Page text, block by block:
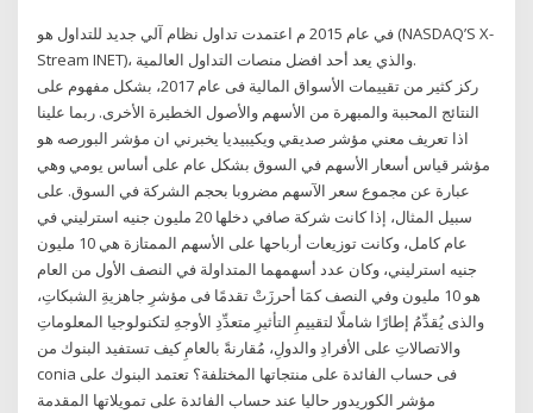
في عام 2015 م اعتمدت تداول نظام آلي جديد للتداول هو (NASDAQ’S X-
Stream INET)، والذي يعد أحد افضل منصات التداول العالمية.
ركز كثير من تقييمات الأسواق المالية فى عام 2017، بشكل مفهوم على
النتائج المحببة والمبهرة من الأسهم والأصول الخطيرة الأخرى. ربما علينا
اذا تعريف معني مؤشر صديقي ويكيبيديا يخبرني ان مؤشر البورصه هو
مؤشر قياس أسعار الأسهم في السوق بشكل عام على أساس يومي وهي
عبارة عن مجموع سعر الآسهم مضروبا بحجم الشركة في السوق. على
سبيل المثال، إذا كانت شركة صافي دخلها 20 مليون جنيه استرليني في
عام كامل، وكانت توزيعات أرباحها على الأسهم الممتازة هي 10 مليون
جنيه استرليني، وكان عدد أسهمهما المتداولة في النصف الأول من العام
هو 10 مليون وفي النصف كمَا أحرزَتْ تقدمًا فى مؤشرِ جاهزيةِ الشبكاتِ،
والذى يُقدِّمُ إطارًا شاملًا لتقييمِ التأثيرِ متعدِّدِ الأوجهِ لتكنولوجيا المعلوماتِ
والاتصالاتِ على الأفرادِ والدولِ، مُقارنةً بالعامِ كيف تستفيد البنوك من
conia فى حساب الفائدة على منتجاتها المختلفة؟ تعتمد البنوك على
مؤشر الكوريدور حاليا عند حساب الفائدة على تمويلاتها المقدمة